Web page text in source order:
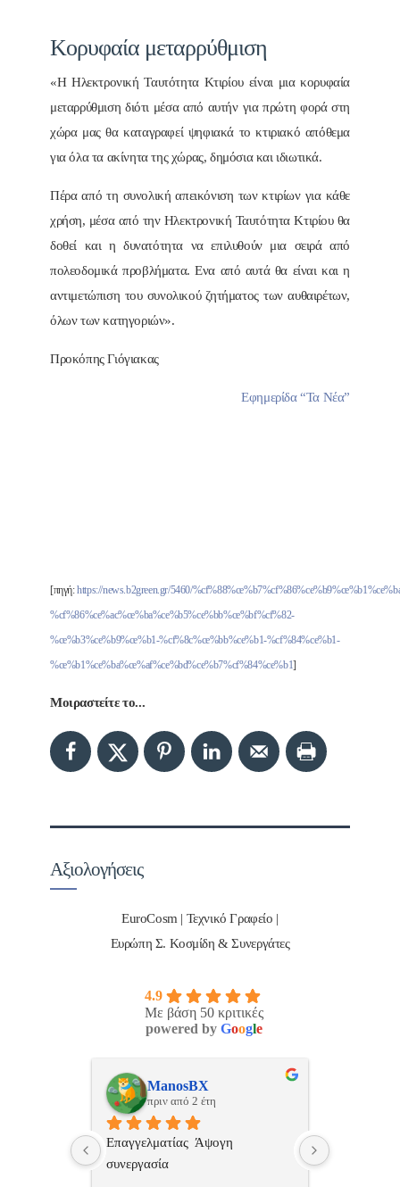
Κορυφαία μεταρρύθμιση
«Η Ηλεκτρονική Ταυτότητα Κτιρίου είναι μια κορυφαία
μεταρρύθμιση διότι μέσα από αυτήν για πρώτη φορά στη
χώρα μας θα καταγραφεί ψηφιακά το κτιριακό απόθεμα
για όλα τα ακίνητα της χώρας, δημόσια και ιδιωτικά.
Πέρα από τη συνολική απεικόνιση των κτιρίων για κάθε
χρήση, μέσα από την Ηλεκτρονική Ταυτότητα Κτιρίου θα
δοθεί και η δυνατότητα να επιλυθούν μια σειρά από
πολεοδομικά προβλήματα. Ενα από αυτά θα είναι και η
αντιμετώπιση του συνολικού ζητήματος των αυθαιρέτων,
όλων των κατηγοριών».
Προκόπης Γιόγιακας
Εφημερίδα “Τα Νέα”
[πηγή:https://news.b2green.gr/5460/
%cf%86%ce%ac%ce%ba%ce%b5%ce%bb%ce%bf%cf%82-
%ce%b3%ce%b9%ce%b1-%cf%8c%ce%bb%ce%b1-%cf%84%ce%b1-
%ce%b1%ce%ba%ce%af%ce%bd%ce%b7%cf%84%ce%b1]
Μοιραστείτε το...
Αξιολογήσεις
EuroCosm | Τεχνικό Γραφείο |
Ευρώπη Σ. Κοσμίδη & Συνεργάτες
4.9
Με βάση 50 κριτικές
powered by Google
ManosBX
πριν από 2 έτη
Επαγγελματίας  Άψογη
συνεργασία